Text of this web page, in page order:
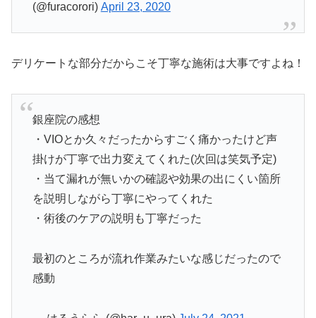
(@furacorori) April 23, 2020
デリケートな部分だからこそ丁寧な施術は大事ですよね！
銀座院の感想
・VIOとか久々だったからすごく痛かったけど声
掛けが丁寧で出力変えてくれた(次回は笑気予定)
・当て漏れが無いかの確認や効果の出にくい箇所
を説明しながら丁寧にやってくれた
・術後のケアの説明も丁寧だった
最初のところが流れ作業みたいな感じだったので
感動